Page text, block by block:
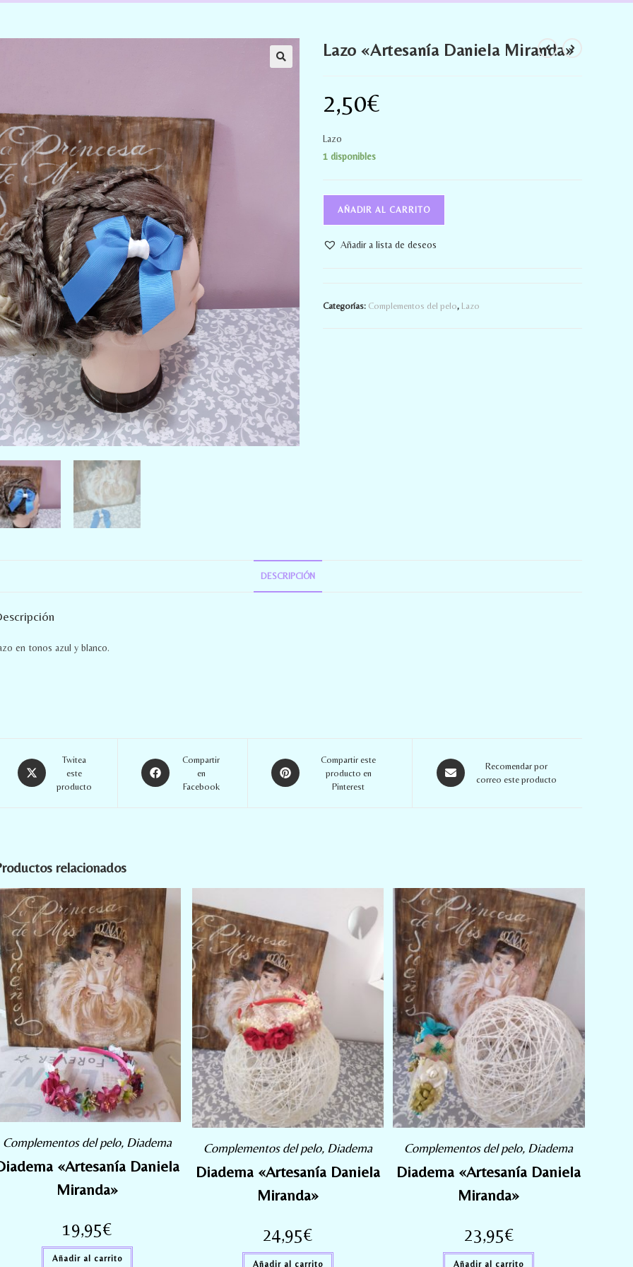
Lazo «Artesanía Daniela Miranda»
2,50€
Lazo
1 disponibles
AÑADIR AL CARRITO
Añadir a lista de deseos
Categorías: Complementos del pelo, Lazo
DESCRIPCIÓN
en tonos azul y blanco.
Twitea
este
producto
Compartir
en
Facebook
Compartir este
producto en
Pinterest
Recomendar por
correo este producto
relacionados
Complementos del pelo, Diadema
«Artesanía Daniela
Miranda»
19,95€
Añadir al carrito
Complementos del pelo, Diadema
Diadema «Artesanía Daniela
Miranda»
24,95€
Añadir al carrito
Complementos del pelo, Diadema
Diadema «Artesanía Daniela
Miranda»
23,95€
Añadir al carrito